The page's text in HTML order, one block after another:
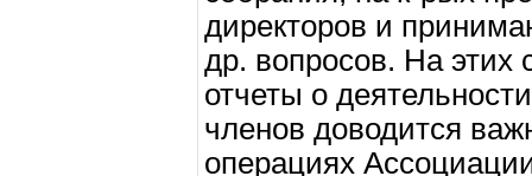
директоров и
др. вопросов. На этих
отчеты о
членов доводится
операциях